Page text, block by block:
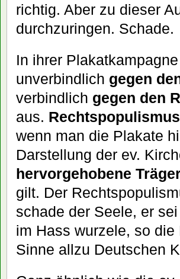
richtig. Aber zu dieser
durchzuringen. Schade.
In ihrer
unverbindlich gegen
verbindlich gegen den
aus.
wenn man die Plakate
Darstellung der ev.
hervorgehobene
gilt. Der
schade der Seele, er
im Hass wurzele, so
Sinne allzu Deutschen